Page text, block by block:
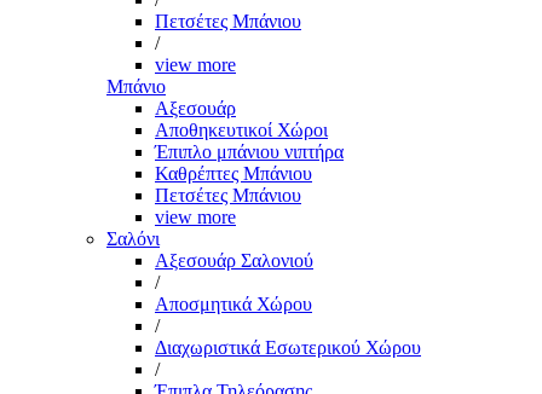
Πετσέτες Μπάνιου
/
view more
Μπάνιο
Αξεσουάρ
Αποθηκευτικοί Χώροι
Έπιπλο μπάνιου νιπτήρα
Καθρέπτες Μπάνιου
Πετσέτες Μπάνιου
view more
Σαλόνι
Αξεσουάρ Σαλονιού
/
Αποσμητικά Χώρου
/
Διαχωριστικά Εσωτερικού Χώρου
/